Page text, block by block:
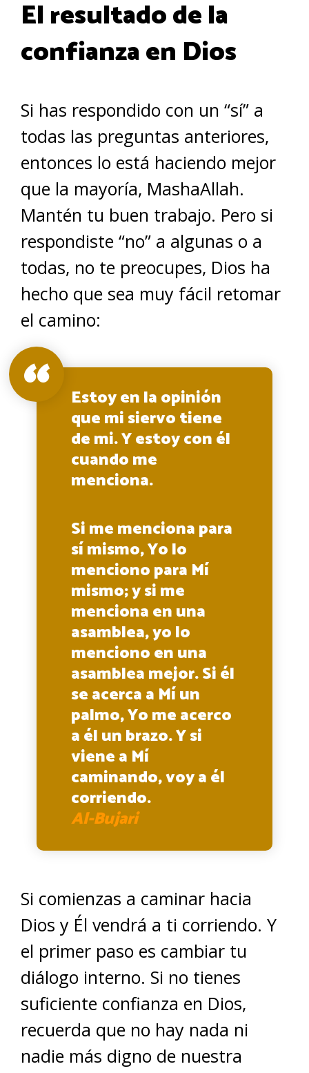
El resultado de la
confianza en Dios
Si has respondido con un “sí” a
todas las preguntas anteriores,
entonces lo está haciendo mejor
que la mayoría, MashaAllah.
Mantén tu buen trabajo. Pero si
respondiste “no” a algunas o a
todas, no te preocupes, Dios ha
hecho que sea muy fácil retomar
el camino:
Estoy en la opinión
que mi siervo tiene
de mi. Y estoy con él
cuando me
menciona.
Si me menciona para
sí mismo, Yo lo
menciono para Mí
mismo; y si me
menciona en una
asamblea, yo lo
menciono en una
asamblea mejor. Si él
se acerca a Mí un
palmo, Yo me acerco
a él un brazo. Y si
viene a Mí
caminando, voy a él
corriendo.
Al-Bujari
Si comienzas a caminar hacia
Dios y Él vendrá a ti corriendo. Y
el primer paso es cambiar tu
diálogo interno. Si no tienes
suficiente confianza en Dios,
recuerda que no hay nada ni
nadie más digno de nuestra